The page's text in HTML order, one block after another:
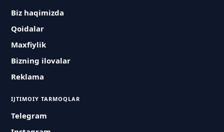
Biz haqimizda
Qoidalar
Maxfiylik
Bizning ilovalar
Reklama
IJTIMOIY TARMOQLAR
Telegram